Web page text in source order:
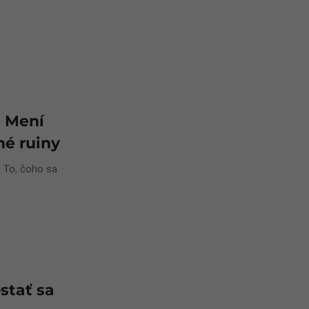
Mení
ruiny
čoho sa
sa